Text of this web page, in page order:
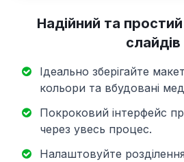
Надійний та
слайдів
Ідеально зберігайте
кольори та вбудовані
Покроковий інтерфейс
через увесь процес.
Налаштовуйте розділення